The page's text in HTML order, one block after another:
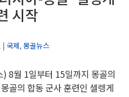
시작
|국제,몽골뉴스
8월 1일부터 15일까지 몽골의
골의 합동 군사 훈련인 셀렝게